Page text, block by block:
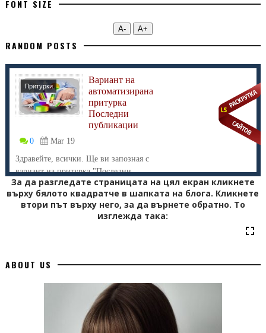
FONT SIZE
А- А+
RANDOM POSTS
Притурки
Вариант на
автоматизирана
притурка
Последни
публикации
0
Mar 19
Здравейте, всички. Ще ви запозная с
вариант на притурка "Последни
публикаци...
За да разгледате страницата на цял екран кликнете
върху бялото квадратче в шапката на блога. Кликнете
втори път върху него, за да върнете обратно. То
изглежда така:
ABOUT US